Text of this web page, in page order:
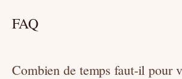
FAQ
Combien de temps faut-il pour